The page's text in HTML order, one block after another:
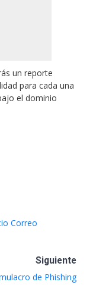
un reporte
para cada una
el dominio
Correo
Siguiente
de Phishing